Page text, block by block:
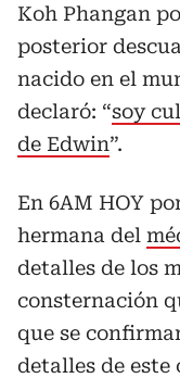
Koh Phangan
posterior
nacido en el
declaró: “soy
de Edwin”.
En 6AM HOY
hermana del
detalles de los
consternación
que se
detalles de este